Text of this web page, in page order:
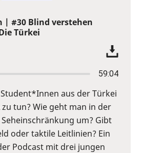
| #30 Blind verstehen
Türkei
59:04
aus der Türkei
zu tun? Wie geht man in der
um? Gibt
oder taktile Leitlinien? Ein
Podcast mit drei jungen